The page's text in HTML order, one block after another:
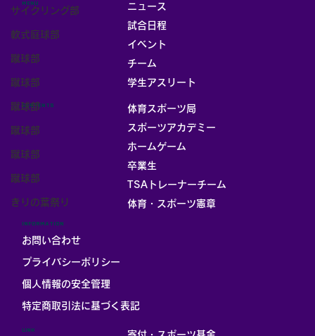
サイクリング部
軟式庭球部
蹴球部
蹴球部
蹴球部
蹴球部
蹴球部
蹴球部
きりの葉祭り
ニュース
試合日程
イベント
チーム
学生アスリート
MENU
体育スポーツ局
スポーツアカデミー
ホームゲーム
卒業生
TSAトレーナーチーム
体育・スポーツ憲章
CONTENTS
LINK
INFORMATION
お問い合わせ
プライバシーポリシー
個人情報の安全管理
​特定商取引法に基づく表記